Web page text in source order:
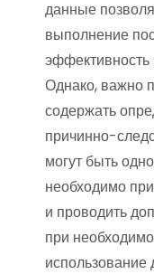
данные
выполнение
эффективность
Однако, важно
содержать
причинно-
могут быть
необходимо
и проводить
при